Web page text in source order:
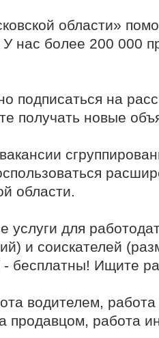
области»
нас более 200 000
подписаться на
получать новые
области.
услуги для
и соискателей
- бесплатны! Ищите
водителем,
продавцом, работа